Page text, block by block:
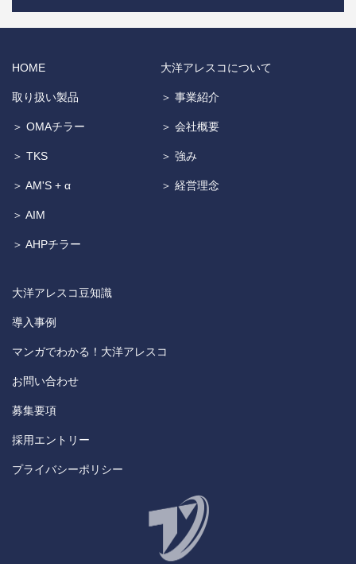
HOME
取り扱い製品
＞ OMAチラー
＞ TKS
＞ AM'S + α
＞ AIM
＞ AHPチラー
大洋アレスコについて
＞ 事業紹介
＞ 会社概要
＞ 強み
＞ 経営理念
大洋アレスコ豆知識
導入事例
マンガでわかる！大洋アレスコ
お問い合わせ
募集要項
採用エントリー
プライバシーポリシー